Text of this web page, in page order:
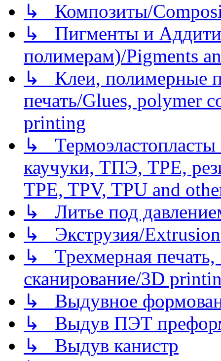
↳ Композиты/
↳ Пигменты и
полимерам)/Pigments
↳ Клеи, полимерные
печать/Glues, polymer
printing
↳
каучуки, ТПЭ, TPE,
TPE, TPV, TPU and
↳ Литье под
↳ Экструзия/Extrusion
↳ Трехмерная
сканирование/3D
↳ Выдувное
↳ Выдув ПЭТ
↳ Выдув канистр